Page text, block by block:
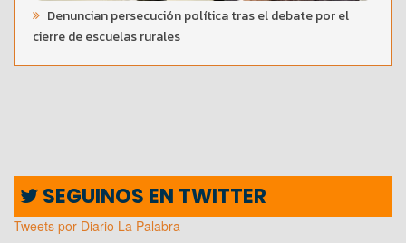
Denuncian persecución política tras el debate por el
cierre de escuelas rurales
SEGUINOS EN TWITTER
Tweets por Diario La Palabra